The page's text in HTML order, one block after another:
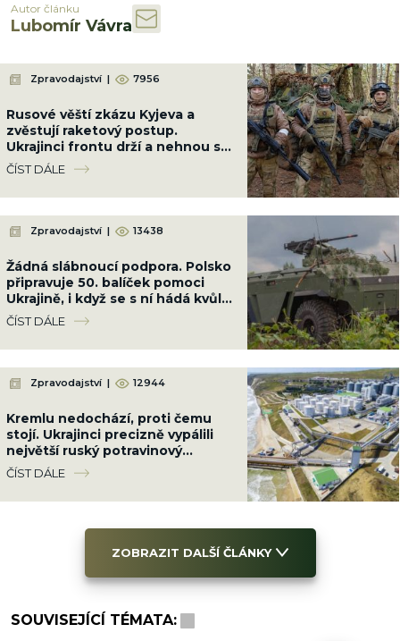
Autor článku
Lubomír Vávra
Zpravodajství | 7956
Rusové věští zkázu Kyjeva a
zvěstují raketový postup.
Ukrajinci frontu drží a nehnou se
ani o metr
ČÍST DÁLE
Zpravodajství | 13438
Žádná slábnoucí podpora. Polsko
připravuje 50. balíček pomoci
Ukrajině, i když se s ní hádá kvůli
Banderovi
ČÍST DÁLE
Zpravodajství | 12944
Kremlu nedochází, proti čemu
stojí. Ukrajinci precizně vypálili
největší ruský potravinový
terminál. Nebude slunečnicový
olej
ČÍST DÁLE
ZOBRAZIT DALŠÍ ČLÁNKY
SOUVISEJÍCÍ TÉMATA: